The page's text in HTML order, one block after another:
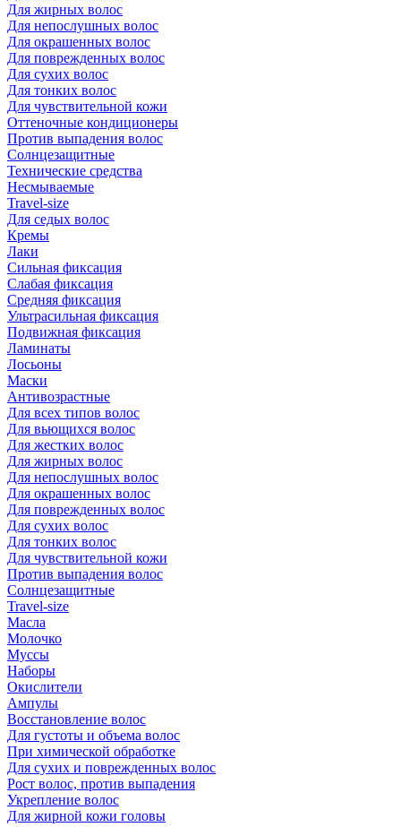
Для жирных волос
Для непослушных волос
Для окрашенных волос
Для поврежденных волос
Для сухих волос
Для тонких волос
Для чувствительной кожи
Оттеночные кондиционеры
Против выпадения волос
Солнцезащитные
Технические средства
Несмываемые
Travel-size
Для седых волос
Кремы
Лаки
Сильная фиксация
Слабая фиксация
Средняя фиксация
Ультрасильная фиксация
Подвижная фиксация
Ламинаты
Лосьоны
Маски
Антивозрастные
Для всех типов волос
Для вьющихся волос
Для жестких волос
Для жирных волос
Для непослушных волос
Для окрашенных волос
Для поврежденных волос
Для сухих волос
Для тонких волос
Для чувствительной кожи
Против выпадения волос
Солнцезащитные
Travel-size
Масла
Молочко
Муссы
Наборы
Окислители
Ампулы
Восстановление волос
Для густоты и объема волос
При химической обработке
Для сухих и поврежденных волос
Рост волос, против выпадения
Укрепление волос
Для жирной кожи головы